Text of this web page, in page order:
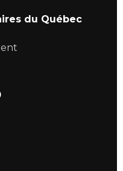
du Québec